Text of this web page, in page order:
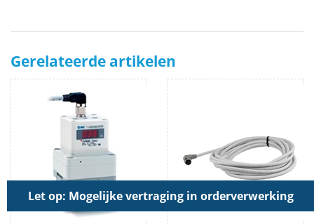
Let op: Mogelijke vertraging in orderverwerking
Gerelateerde artikelen